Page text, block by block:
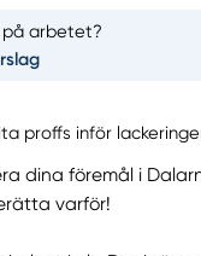
på arbetet?
proffs inför
dina föremål i
varför!